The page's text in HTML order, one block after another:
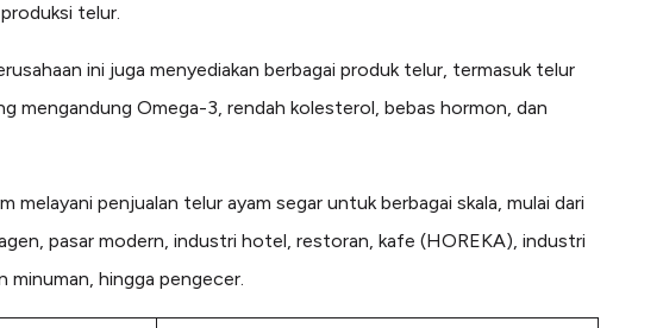
telur.
ini juga menyediakan berbagai produk telur, termasuk telur
mengandung Omega-3, rendah kolesterol, bebas hormon, dan
melayani penjualan telur ayam segar untuk berbagai skala, mulai dari
pasar modern, industri hotel, restoran, kafe (HOREKA), industri
minuman, hingga pengecer.